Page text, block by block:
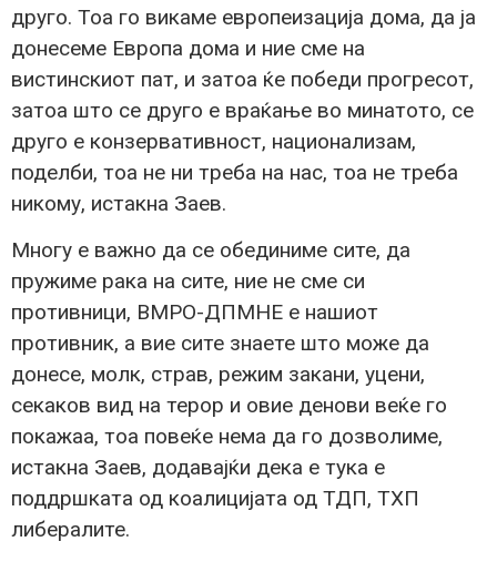
друго. Тоа го викаме европеизација дома, да ја
донесеме Европа дома и ние сме на
вистинскиот пат, и затоа ќе победи прогресот,
затоа што се друго е враќање во минатото, се
друго е конзервативност, национализам,
поделби, тоа не ни треба на нас, тоа не треба
никому, истакна Заев.
Многу е важно да се обединиме сите, да
пружиме рака на сите, ние не сме си
противници, ВМРО-ДПМНЕ е нашиот
противник, а вие сите знаете што може да
донесе, молк, страв, режим закани, уцени,
секаков вид на терор и овие денови веќе го
покажаа, тоа повеќе нема да го дозволиме,
истакна Заев, додавајќи дека е тука е
поддршката од коалицијата од ТДП, ТХП
либералите.